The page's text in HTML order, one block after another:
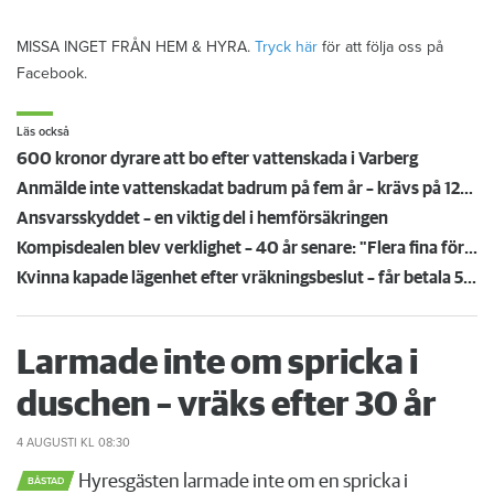
MISSA INGET FRÅN HEM & HYRA. Tryck här för att följa oss på
Facebook.
Läs också
600 kronor dyrare att bo efter vattenskada i Varberg
Anmälde inte vattenskadat badrum på fem år – krävs på 125 000 kronor
Ansvarsskyddet – en viktig del i hemförsäkringen
Kompisdealen blev verklighet – 40 år senare: "Flera fina fördelar med att dela bostad"
Kvinna kapade lägenhet efter vräkningsbeslut – får betala 50 000
Larmade inte om spricka i
duschen – vräks efter 30 år
4 AUGUSTI KL 08:30
BÅSTAD Hyresgästen larmade inte om en spricka i